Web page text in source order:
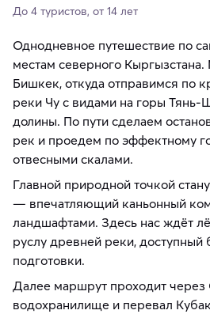
До 4 туристов, от 14 лет
Однодневное путешествие по
местам северного
Бишкек, откуда отправимся по
реки Чу с видами на горы
долины. По пути сделаем
рек и проедем по эффектному
отвесными скалами.
Главной природной точкой
— впечатляющий каньонный
ландшафтами. Здесь нас ждёт
руслу древней реки, доступный
подготовки.
Далее маршрут проходит через
водохранилище и перевал